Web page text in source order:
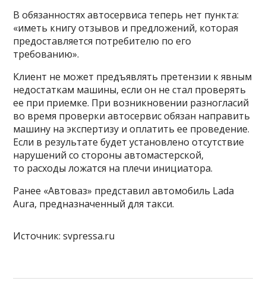
В обязанностях автосервиса теперь нет пункта:
«иметь книгу отзывов и предложений, которая
предоставляется потребителю по его
требованию».
Клиент не может предъявлять претензии к явным
недостаткам машины, если он не стал проверять
ее при приемке. При возникновении разногласий
во время проверки автосервис обязан направить
машину на экспертизу и оплатить ее проведение.
Если в результате будет установлено отсутствие
нарушений со стороны автомастерской,
то расходы ложатся на плечи инициатора.
Ранее «Автоваз» представил автомобиль Lada
Aura, предназначенный для такси.
Источник: svpressa.ru